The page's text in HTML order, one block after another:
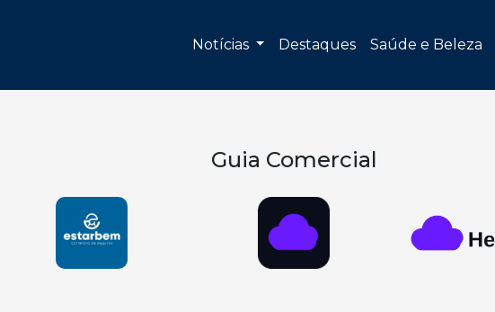
Notícias Destaques Saúde e Beleza
Guia Comercial